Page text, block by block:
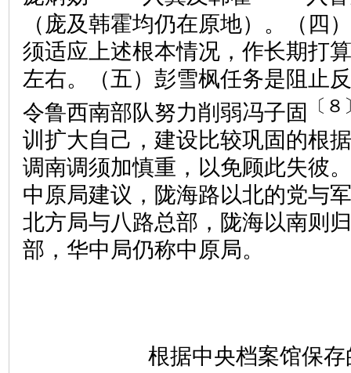
（庞及韩霍均仍在原地）。（四
须适应上述根本情况，作长期打
左右。（五）彭雪枫任务是阻止
令鲁西南部队努力削弱冯子固
〔８
训扩大自己，建设比较巩固的根
调南调须加慎重，以免顾此失彼
中原局建议，陇海路以北的党与
北方局与八路总部，陇海以南则
部，华中局仍称中原局。
根据中央档案馆保